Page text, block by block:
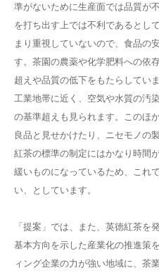
準がないために生産面では品質が
を打ち出す上では不利であるとし
まり重視していないので、食品の
す。茶園の農薬や化学肥料への依
超えや品質の低下をもたらしてい
工業地帯に近く、空気や水質の汚
の基準超えも見られます。このほ
良品と見せかけたり、ニセモノの
紅茶の標準の制定にはかなり時間
緩いものになっているため、これ
い、としています。
「提案」では、また、英徳紅茶を
基本方向を示した産業化の推進策
ィング企業の力が強い地域に、茶